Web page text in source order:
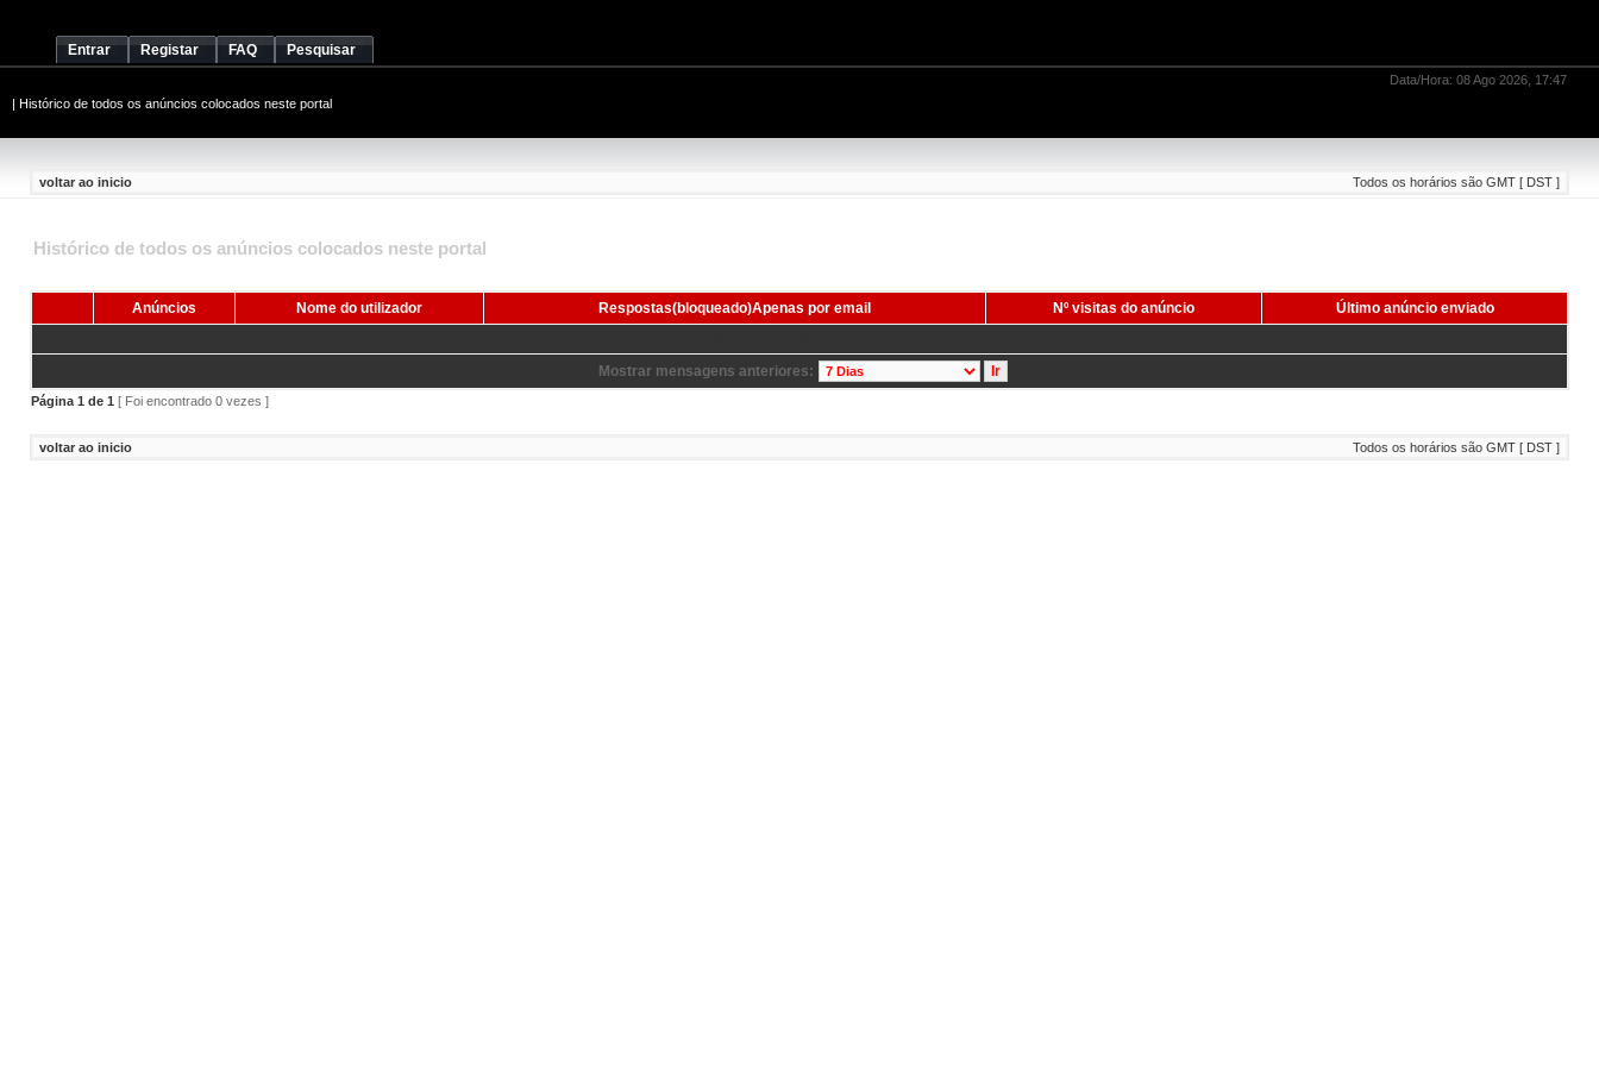
Entrar Registar FAQ Pesquisar
Data/Hora: 08 Ago 2026, 17:47
| Histórico de todos os anúncios colocados neste portal
voltar ao inicio Todos os horários são GMT [ DST ]
Histórico de todos os anúncios colocados neste portal
Anúncios Nome do utilizador Respostas(bloqueado)Apenas por email Nº visitas do anúncio Último anúncio enviado
Mostrar mensagens anteriores:
Página 1 de 1 [ Foi encontrado 0 vezes ]
voltar ao inicio Todos os horários são GMT [ DST ]